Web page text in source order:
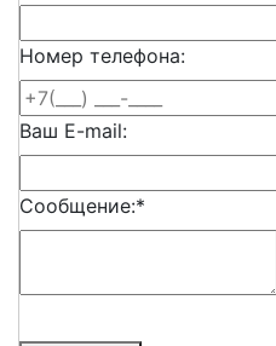
Номер телефона:
Ваш E-mail:
Сообщение:*